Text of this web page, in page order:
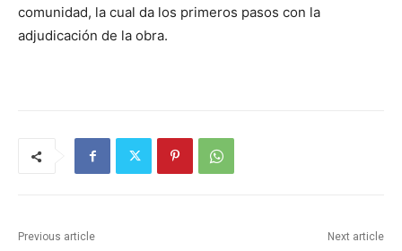
comunidad, la cual da los primeros pasos con la
adjudicación de la obra.
Previous article Next article